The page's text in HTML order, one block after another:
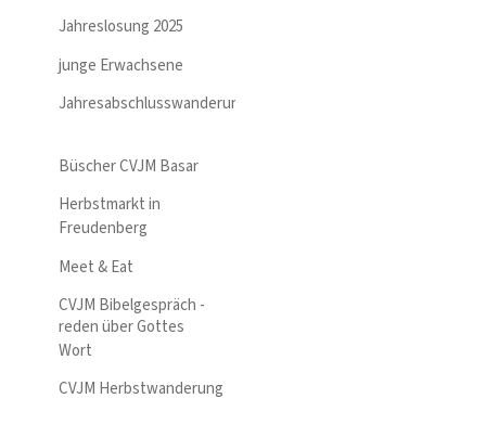
Jahreslosung 2025
junge Erwachsene
Jahresabschlusswanderung
Büscher CVJM Basar
Herbstmarkt in
Freudenberg
Meet & Eat
CVJM Bibelgespräch -
reden über Gottes
Wort
CVJM Herbstwanderung